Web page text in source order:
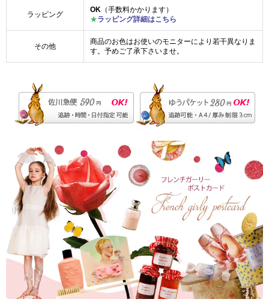
ラッピング
OK （手数料かかります）
★ラッピング詳細はこちら
その他
商品のお色はお使いのモニターにより若干異なりま
す。予めご了承下さいませ。